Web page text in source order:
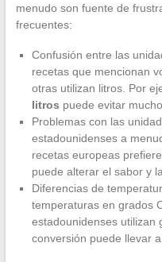
menudo son fuente de
frecuentes:
Confusión entre las
recetas que mencionan
otras utilizan litros. Por
litros puede evitar
Problemas con las
estadounidenses a
recetas europeas
puede alterar el sabor y
Diferencias de
temperaturas en grados
estadounidenses utilizan
conversión puede llevar